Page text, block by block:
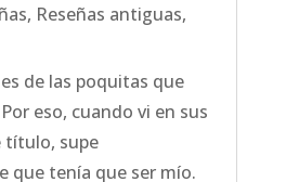
, Reseñas antiguas,
de las poquitas que
eso, cuando vi en sus
título, supe
que tenía que ser mío.